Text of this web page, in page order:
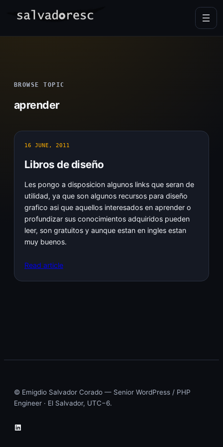
BROWSE TOPIC
aprender
16 JUNE, 2011
Libros de diseño
Les pongo a disposicion algunos links que seran de
utilidad, ya que son algunos recursos para diseño
grafico asi que aquellos interesados en aprender o
profundizar sus conocimientos adquiridos pueden
leer, son gratuitos y aunque estan en ingles estan
muy buenos.
Read article
© Emigdio Salvador Corado — Senior WordPress / PHP
Engineer · El Salvador, UTC−6.
LinkedIn